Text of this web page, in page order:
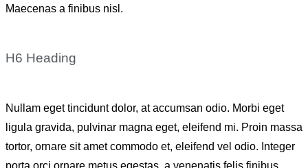
Maecenas a finibus nisl.
H6 Heading
Nullam eget tincidunt dolor, at accumsan odio. Morbi eget
ligula gravida, pulvinar magna eget, eleifend mi. Proin massa
tortor, ornare sit amet commodo et, eleifend vel odio. Integer